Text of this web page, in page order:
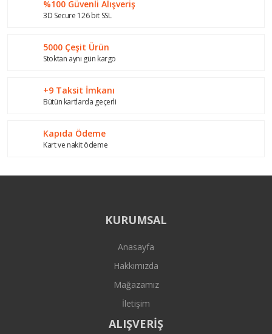
Ürün bilgilerinde hatalar bulunuyor.
Bu ürüne benzer farklı alternatifler olmalı.
%100 Güvenli Alışveriş
3D Secure 126 bit SSL
5000 Çeşit Ürün
Stoktan aynı gün kargo
+9 Taksit İmkanı
Bütün kartlarda geçerli
Kapıda Ödeme
Kart ve nakit ödeme
KURUMSAL
Anasayfa
Hakkımızda
Mağazamız
İletişim
ALIŞVERİŞ